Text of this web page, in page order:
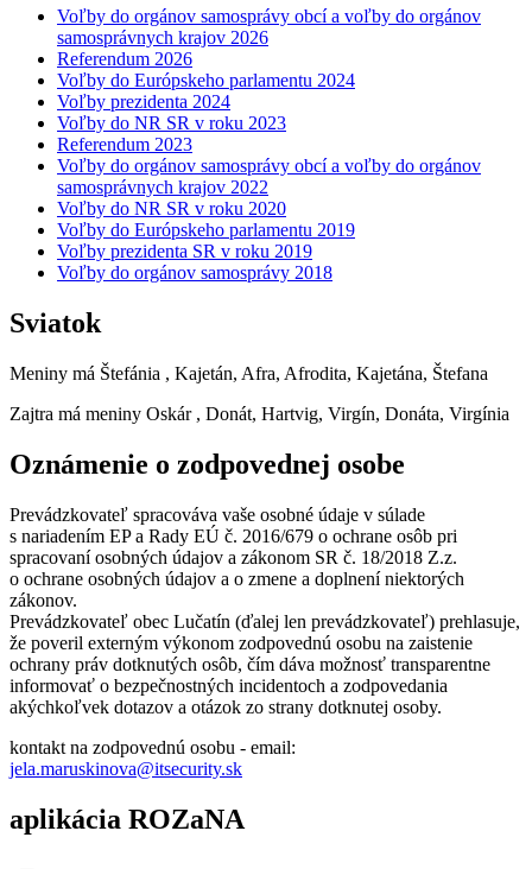
Voľby do orgánov samosprávy obcí a voľby do orgánov
samosprávnych krajov 2026
Referendum 2026
Voľby do Európskeho parlamentu 2024
Voľby prezidenta 2024
Voľby do NR SR v roku 2023
Referendum 2023
Voľby do orgánov samosprávy obcí a voľby do orgánov
samosprávnych krajov 2022
Voľby do NR SR v roku 2020
Voľby do Európskeho parlamentu 2019
Voľby prezidenta SR v roku 2019
Voľby do orgánov samosprávy 2018
Sviatok
Meniny má Štefánia , Kajetán, Afra, Afrodita, Kajetána, Štefana
Zajtra má meniny Oskár , Donát, Hartvig, Virgín, Donáta, Virgínia
Oznámenie o zodpovednej osobe
Prevádzkovateľ spracováva vaše osobné údaje v súlade
s nariadením EP a Rady EÚ č. 2016/679 o ochrane osôb pri
spracovaní osobných údajov a zákonom SR č. 18/2018 Z.z.
o ochrane osobných údajov a o zmene a doplnení niektorých
zákonov.
Prevádzkovateľ obec Lučatín (ďalej len prevádzkovateľ) prehlasuje,
že poveril externým výkonom zodpovednú osobu na zaistenie
ochrany práv dotknutých osôb, čím dáva možnosť transparentne
informovať o bezpečnostných incidentoch a zodpovedania
akýchkoľvek dotazov a otázok zo strany dotknutej osoby.
kontakt na zodpovednú osobu - email:
jela.maruskinova@itsecurity.sk
aplikácia ROZaNA